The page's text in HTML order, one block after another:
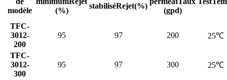
modèle
(%)
stabiliséRejet(%)
(gpd)
TFC-
3012-
200
95 97 200 25℃
TFC-
3012-
300
95 97 300 25℃